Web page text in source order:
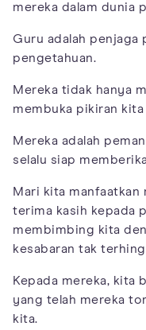
mereka dalam dunia
Guru adalah
pengetahuan.
Mereka tidak hanya
membuka pikiran
Mereka adalah
selalu siap
Mari kita manfaatkan
terima kasih kepada
membimbing kita
kesabaran tak
Kepada mereka, kita
yang telah mereka
kita.